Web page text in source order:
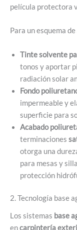
película protectora
Para un esquema
Tinte solvente
tonos y aportar
radiación solar
Fondo
impermeable y
superficie para
Acabado
terminaciones
otorga una
para mesas y
protección
2. Tecnología base
Los sistemas base
encarpintería